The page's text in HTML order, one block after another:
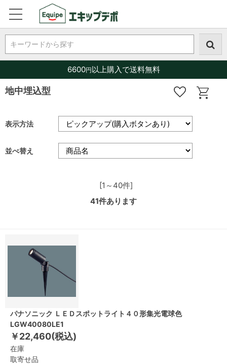
キーワードから探す
6600円以上購入で送料無料
地中埋込型
表示方法
並べ替え
[1～40件]
41件あります
パナソニック ＬＥＤスポットライト４０形集光電球色
LGW40080LE1
￥22,460(税込)
在庫
取寄せ品